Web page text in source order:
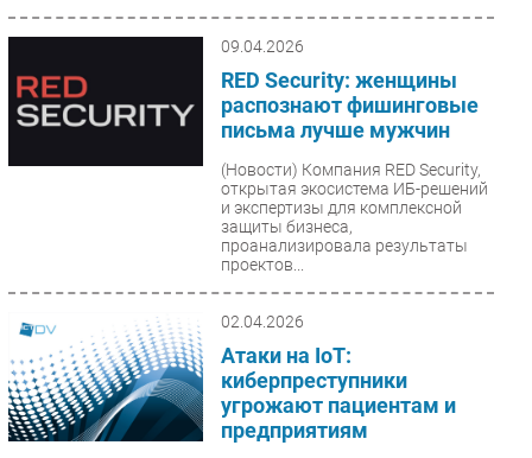
09.04.2026
RED Security: женщины
распознают фишинговые
письма лучше мужчин
(Новости) Компания RED Security,
открытая экосистема ИБ-решений
и экспертизы для комплексной
защиты бизнеса,
проанализировала результаты
проектов...
02.04.2026
Атаки на IoT:
киберпреступники
угрожают пациентам и
предприятиям